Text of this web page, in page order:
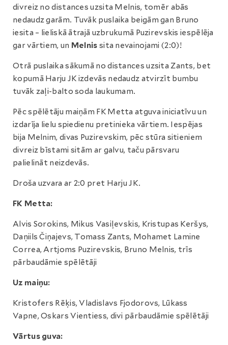
divreiz no distances uzsita Melnis, tomēr abās
nedaudz garām. Tuvāk puslaika beigām gan Bruno
iesita – lieliskā ātrajā uzbrukumā Puzirevskis iespēlēja
gar vārtiem, un Melnis sita nevainojami (2:0)!
Otrā puslaika sākumā no distances uzsita Zants, bet
kopumā Harju JK izdevās nedaudz atvirzīt bumbu
tuvāk zaļi-balto soda laukumam.
Pēc spēlētāju maiņām FK Metta atguva iniciatīvu un
izdarīja lielu spiedienu pretinieka vārtiem. Iespējas
bija Melnim, divas Puzirevskim, pēc stūra sitieniem
divreiz bīstami sitām ar galvu, taču pārsvaru
palielināt neizdevās.
Droša uzvara ar 2:0 pret Harju JK.
FK Metta:
Alvis Sorokins, Mikus Vasiļevskis, Kristupas Keršys,
Daņiils Čiņajevs, Tomass Zants, Mohamet Lamine
Correa, Artjoms Puzirevskis, Bruno Melnis, trīs
pārbaudāmie spēlētāji
Uz maiņu:
Kristofers Rēķis, Vladislavs Fjodorovs, Lūkass
Vapne, Oskars Vientiess, divi pārbaudāmie spēlētāji
Vārtus guva: